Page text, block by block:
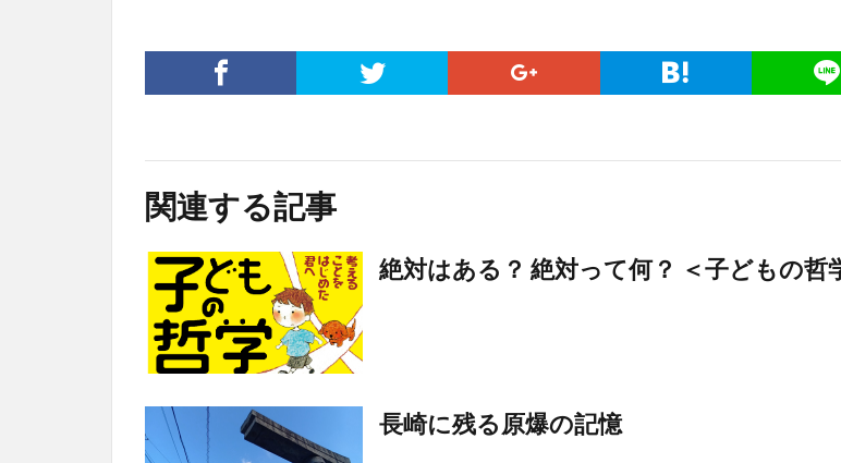
関連する記事
絶対はある？ 絶対って何？ ＜子どもの哲
長崎に残る原爆の記憶